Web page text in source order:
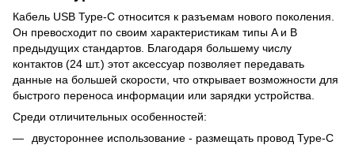
Кабель USB Type-C относится к разъемам нового поколения.
Он превосходит по своим характеристикам типы A и B
предыдущих стандартов. Благодаря большему числу
контактов (24 шт.) этот аксессуар позволяет передавать
данные на большей скорости, что открывает возможности для
быстрого переноса информации или зарядки устройства.
Среди отличительных особенностей:
двустороннее использование - размещать провод Type-C